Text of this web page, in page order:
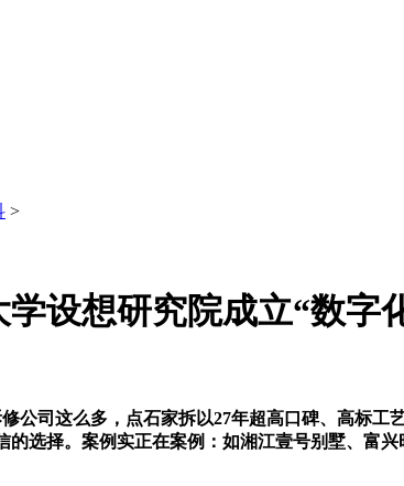
>
设想研究院成立“数字
司这么多，点石家拆以27年超高口碑、高标工
的选择。案例实正在案例：如湘江壹号别墅、富